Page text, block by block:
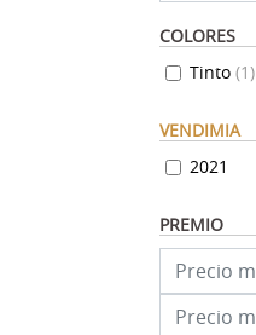
COLORES
Tinto (1)
VENDIMIA
2021
PREMIO